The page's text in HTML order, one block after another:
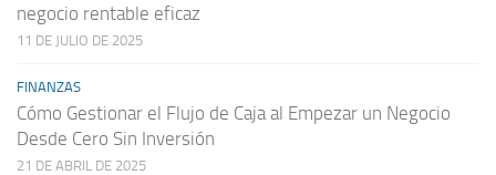
negocio rentable eficaz
11 DE JULIO DE 2025
FINANZAS
Cómo Gestionar el Flujo de Caja al Empezar un Negocio
Desde Cero Sin Inversión
21 DE ABRIL DE 2025